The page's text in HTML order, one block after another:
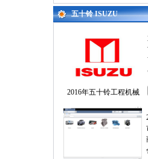
五十铃 ISUZU
2016年五十铃工程机械